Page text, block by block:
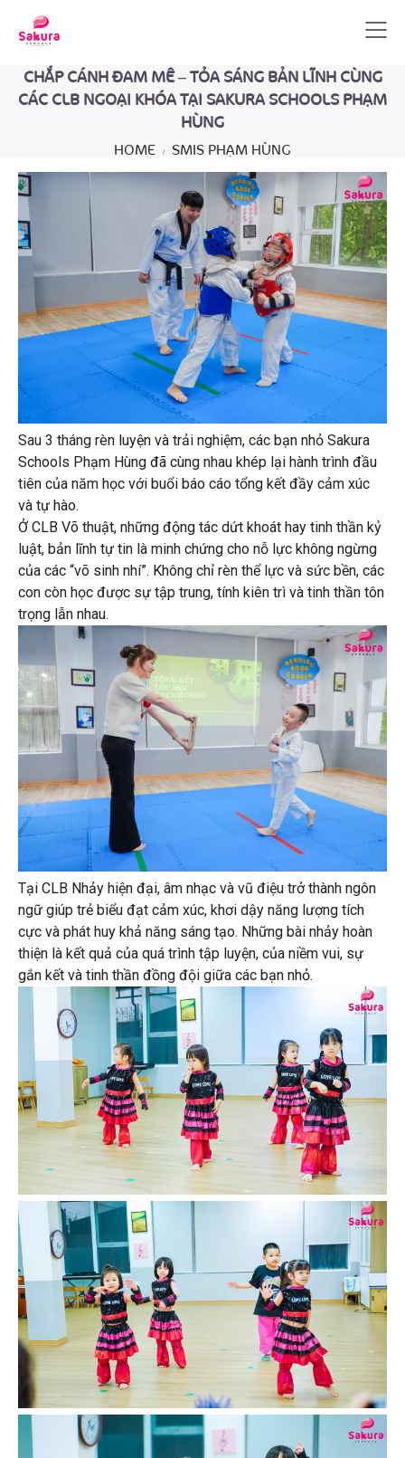
CHẮP CÁNH ĐAM MÊ – TỎA SÁNG BẢN LĨNH CÙNG
CÁC CLB NGOẠI KHÓA TẠI SAKURA SCHOOLS PHẠM
HÙNG
HOME SMIS PHẠM HÙNG
Sau 3 tháng rèn luyện và trải nghiệm, các bạn nhỏ Sakura
Schools Phạm Hùng đã cùng nhau khép lại hành trình đầu
tiên của năm học với buổi báo cáo tổng kết đầy cảm xúc
và tự hào.
Ở CLB Võ thuật, những động tác dứt khoát hay tinh thần kỷ
luật, bản lĩnh tự tin là minh chứng cho nỗ lực không ngừng
của các “võ sinh nhí”. Không chỉ rèn thể lực và sức bền, các
con còn học được sự tập trung, tính kiên trì và tinh thần tôn
trọng lẫn nhau.
Tại CLB Nhảy hiện đại, âm nhạc và vũ điệu trở thành ngôn
ngữ giúp trẻ biểu đạt cảm xúc, khơi dậy năng lượng tích
cực và phát huy khả năng sáng tạo. Những bài nhảy hoàn
thiện là kết quả của quá trình tập luyện, của niềm vui, sự
gắn kết và tinh thần đồng đội giữa các bạn nhỏ.